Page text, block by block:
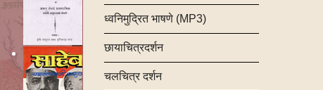
ध्वनिमुद्रित भाषणे (MP3)
छायाचित्रदर्शन
चलचित्र दर्शन